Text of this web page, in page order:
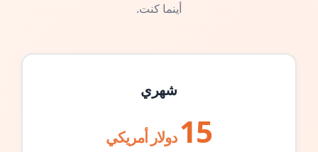
أينما كنت.
شهري
15 دولار أمريكي